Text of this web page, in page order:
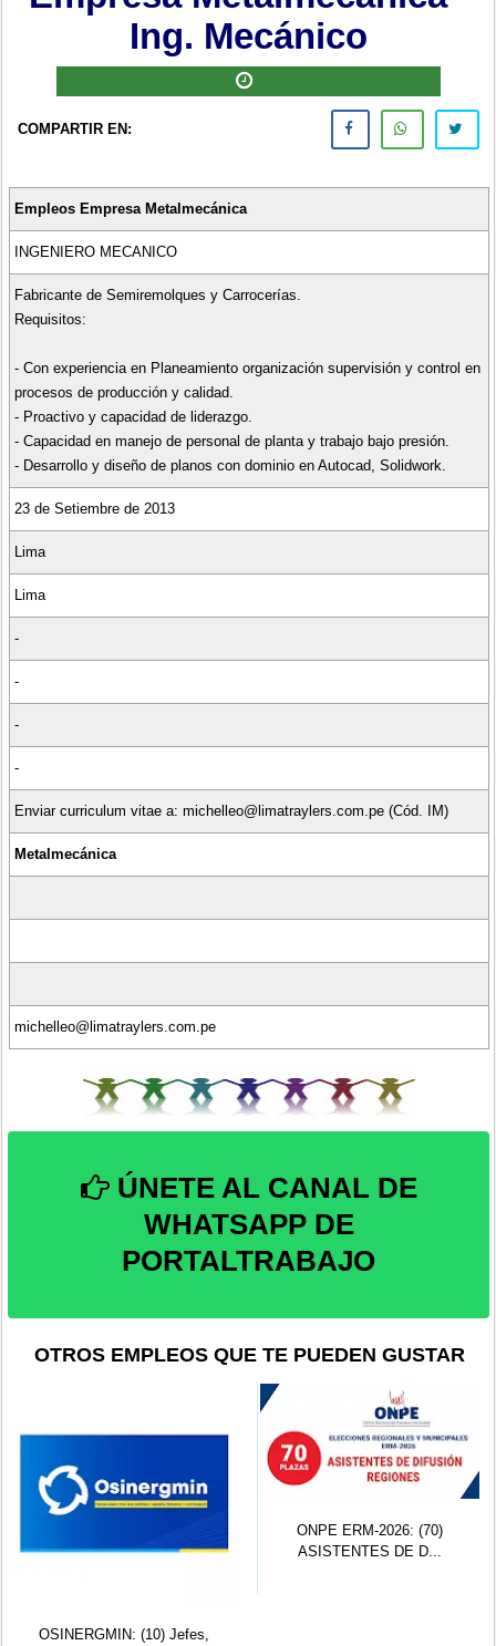
Ing. Mecánico
COMPARTIR EN:
Empleos Empresa Metalmecánica
INGENIERO MECANICO
Fabricante de Semiremolques y Carrocerías.
Requisitos:
- Con experiencia en Planeamiento organización supervisión y control en
procesos de producción y calidad.
- Proactivo y capacidad de liderazgo.
- Capacidad en manejo de personal de planta y trabajo bajo presión.
- Desarrollo y diseño de planos con dominio en Autocad, Solidwork.
23 de Setiembre de 2013
Lima
Lima
-
-
-
-
Enviar curriculum vitae a: michelleo@limatraylers.com.pe (Cód. IM)
Metalmecánica
michelleo@limatraylers.com.pe
ÚNETE AL CANAL DE
WHATSAPP DE
PORTALTRABAJO
OTROS EMPLEOS QUE TE PUEDEN GUSTAR
OSINERGMIN: (10) Jefes,
ONPE ERM-2026: (70)
ASISTENTES DE D...